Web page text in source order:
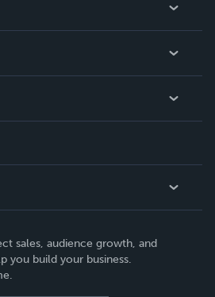
sales, audience growth, and
you build your business.